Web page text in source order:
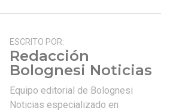
ESCRITO POR:
Redacción
Bolognesi Noticias
Equipo editorial de Bolognesi
Noticias especializado en